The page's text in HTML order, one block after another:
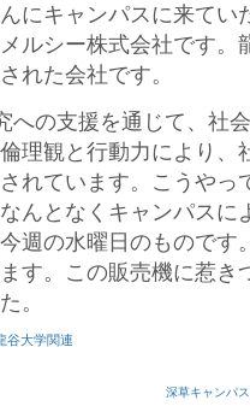
にキャンパスに来てい
ルシー株式会社です。
れた会社です。
への支援を通じて、社
理観と行動力により、
れています。こうやっ
んとなくキャンパスに
週の水曜日のものです
す。この販売機に惹き
。
谷大学関連
深草キャンパ